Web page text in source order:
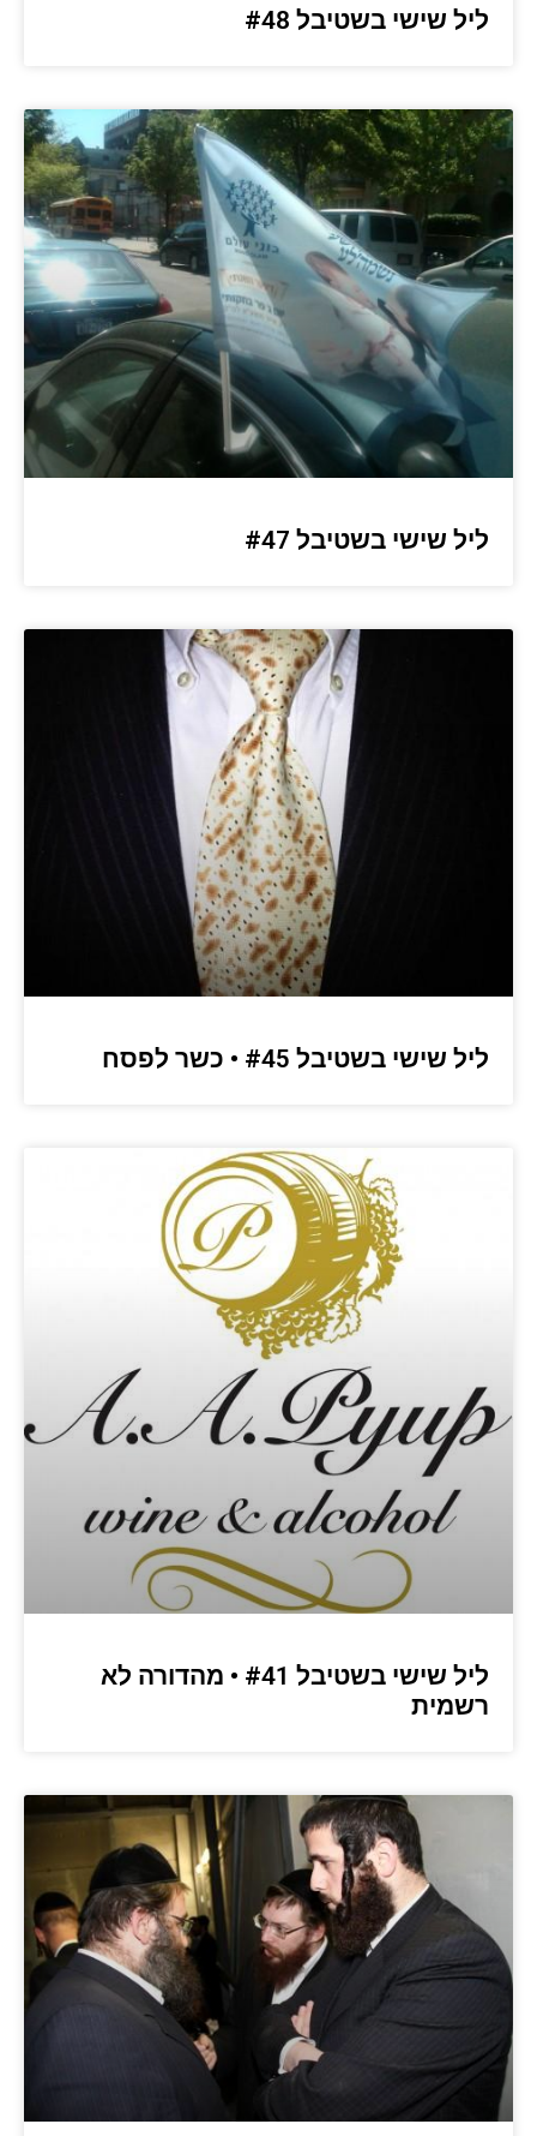
ליל שישי בשטיבל #48
ליל שישי בשטיבל #47
ליל שישי בשטיבל #45 • כשר לפסח
ליל שישי בשטיבל #41 • מהדורה לא
רשמית